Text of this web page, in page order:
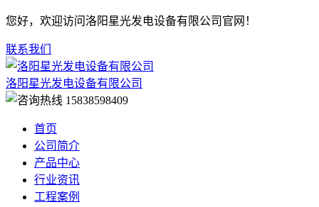
您好，欢迎访问洛阳星光发电设备有限公司官网！
联系我们
洛阳星光发电设备有限公司
15838598409
首页
公司简介
产品中心
行业资讯
工程案例